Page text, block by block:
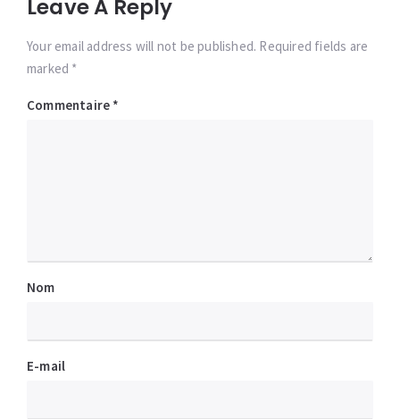
Leave A Reply
Your email address will not be published. Required fields are
marked *
Commentaire *
Nom
E-mail